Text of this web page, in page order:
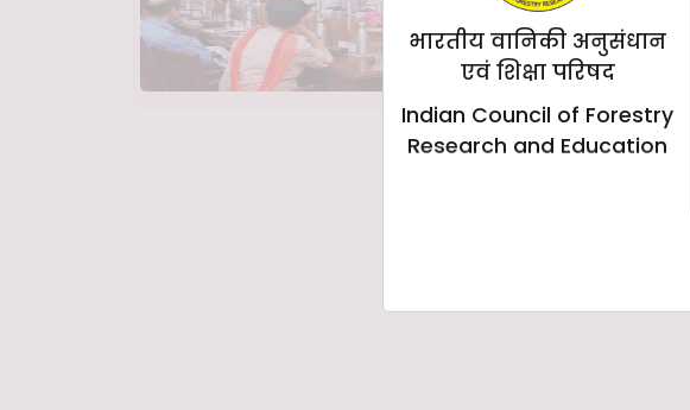
भारतीय वानिकी अनुसंधान
एवं शिक्षा परिषद
Indian Council of Forestry
Research and Education